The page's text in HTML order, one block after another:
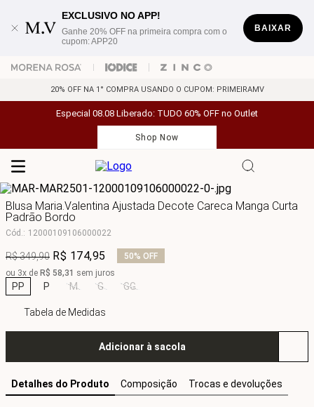
EXCLUSIVO NO APP!
Ganhe 20% OFF na primeira compra com o
cupom: APP20
BAIXAR
20% OFF NA 1° COMPRA USANDO O CUPOM: PRIMEIRAMV
Especial 08.08 Liberado: TUDO 60% OFF no Outlet
Shop Now
Blusa Maria.Valentina Ajustada Decote Careca Manga Curta
Padrão Bordo
Cód.: 12000109106000022
R$349,90 R$ 174,95 50% OFF
ou 3x de R$ 58,31 sem juros
PP P M G GG
Tabela de Medidas
Adicionar à sacola
Detalhes do Produto Composição Trocas e devoluções